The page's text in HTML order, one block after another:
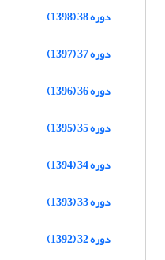
دوره 38 (1398)
دوره 37 (1397)
دوره 36 (1396)
دوره 35 (1395)
دوره 34 (1394)
دوره 33 (1393)
دوره 32 (1392)